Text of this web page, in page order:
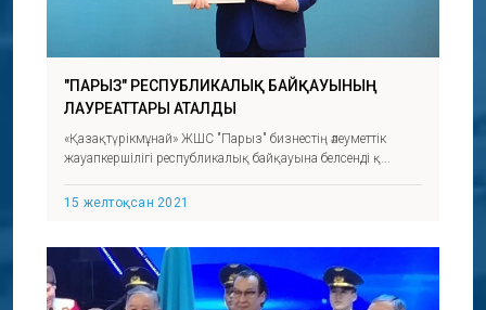
"ПАРЫЗ" РЕСПУБЛИКАЛЫҚ БАЙҚАУЫНЫҢ
ЛАУРЕАТТАРЫ АТАЛДЫ
«Қазақтүрікмұнай» ЖШС "Парыз" бизнестің әлеуметтік
жауапкершілігі республикалық байқауына белсенді қ...
15 желтоқсан 2021